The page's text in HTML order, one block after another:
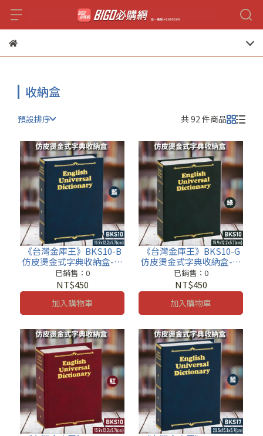
收納盒
預設排序 共 92 件商品
《台灣金庫王》BKS10-B
仿皮燙金式字典收納盒-藍
保密櫃
已銷售：0
NT$450
加入購物車
《台灣金庫王》BKS10-G
仿皮燙金式字典收納盒-綠
保密櫃
已銷售：0
NT$450
加入購物車